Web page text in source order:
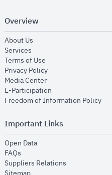
Overview
About Us
Services
Terms of Use
Privacy Policyopens in new window
Media Centeropens in new window
E-Participation
Freedom of Information Policy
Important Links
Open Dataopens in new window
FAQs
Suppliers Relations
opens in new window